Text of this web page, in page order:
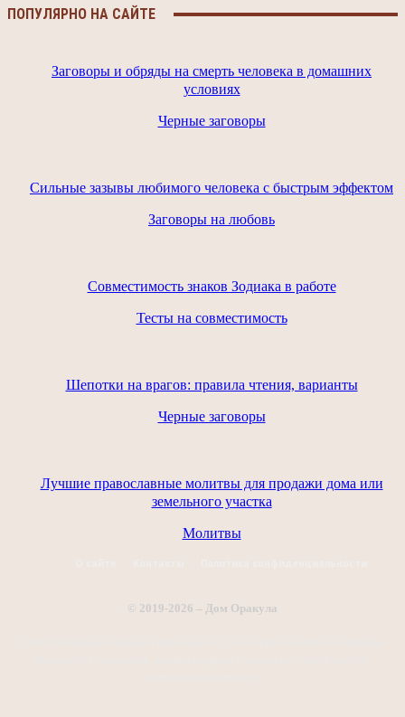
ПОПУЛЯРНО НА САЙТЕ
Заговоры и обряды на смерть человека в домашних
условиях
Черные заговоры
Сильные зазывы любимого человека с быстрым эффектом
Заговоры на любовь
Совместимость знаков Зодиака в работе
Тесты на совместимость
Шепотки на врагов: правила чтения, варианты
Черные заговоры
Лучшие православные молитвы для продажи дома или
земельного участка
Молитвы
© 2019-2026 – Дом Оракула